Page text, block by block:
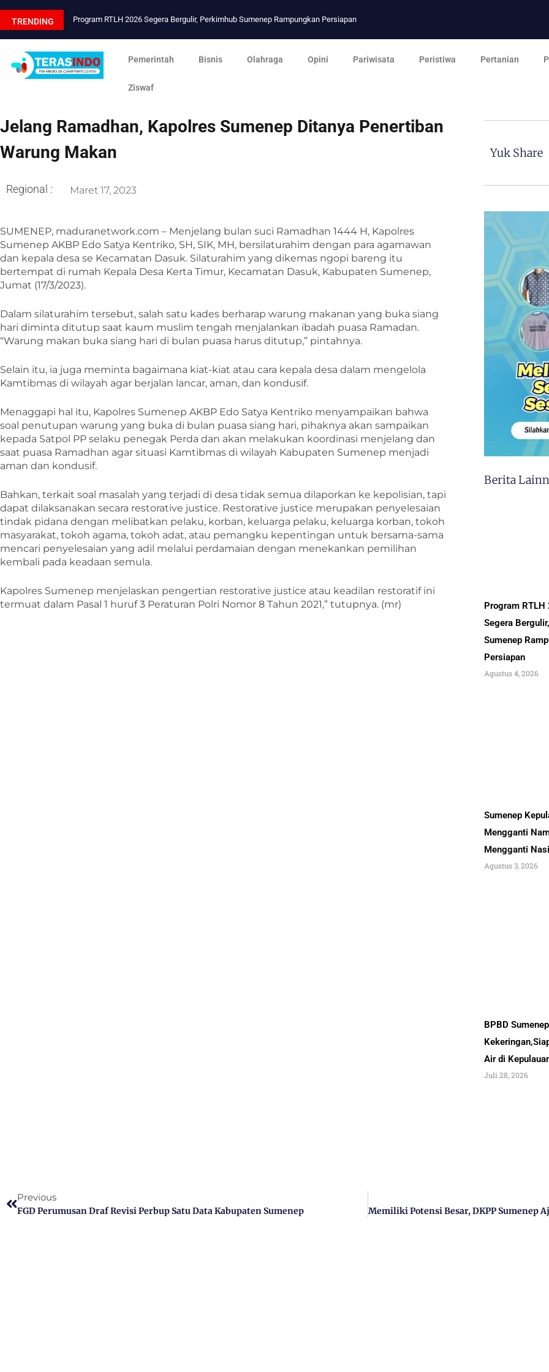
TRENDING Program RTLH 2026 Segera Bergulir, Perkimhub Sumenep Rampungkan Persiapan
Pemerintah Bisnis Olahraga Opini Pariwisata Peristiwa Pertanian
Ziswaf
Jelang Ramadhan, Kapolres Sumenep Ditanya Penertiban
Warung Makan
Regional : Maret 17, 2023
SUMENEP, maduranetwork.com – Menjelang bulan suci Ramadhan 1444 H, Kapolres
Sumenep AKBP Edo Satya Kentriko, SH, SIK, MH, bersilaturahim dengan para agamawan
dan kepala desa se Kecamatan Dasuk. Silaturahim yang dikemas ngopi bareng itu
bertempat di rumah Kepala Desa Kerta Timur, Kecamatan Dasuk, Kabupaten Sumenep,
Jumat (17/3/2023).
Dalam silaturahim tersebut, salah satu kades berharap warung makanan yang buka siang
hari diminta ditutup saat kaum muslim tengah menjalankan ibadah puasa Ramadan.
“Warung makan buka siang hari di bulan puasa harus ditutup,” pintahnya.
Selain itu, ia juga meminta bagaimana kiat-kiat atau cara kepala desa dalam mengelola
Kamtibmas di wilayah agar berjalan lancar, aman, dan kondusif.
Menaggapi hal itu, Kapolres Sumenep AKBP Edo Satya Kentriko menyampaikan bahwa
soal penutupan warung yang buka di bulan puasa siang hari, pihaknya akan sampaikan
kepada Satpol PP selaku penegak Perda dan akan melakukan koordinasi menjelang dan
saat puasa Ramadhan agar situasi Kamtibmas di wilayah Kabupaten Sumenep menjadi
aman dan kondusif.
Bahkan, terkait soal masalah yang terjadi di desa tidak semua dilaporkan ke kepolisian, tapi
dapat dilaksanakan secara restorative justice. Restorative justice merupakan penyelesaian
tindak pidana dengan melibatkan pelaku, korban, keluarga pelaku, keluarga korban, tokoh
masyarakat, tokoh agama, tokoh adat, atau pemangku kepentingan untuk bersama-sama
mencari penyelesaian yang adil melalui perdamaian dengan menekankan pemilihan
kembali pada keadaan semula.
Kapolres Sumenep menjelaskan pengertian restorative justice atau keadilan restoratif ini
termuat dalam Pasal 1 huruf 3 Peraturan Polri Nomor 8 Tahun 2021,” tutupnya. (mr)
Yuk Share
Berita
Program RTLH
Segera
Sumenep
Persiapan
Agustus 4, 2026
Sumenep
Mengganti
Mengganti
Agustus 3, 2026
BPBD
Air di
Juli 28, 2026
Previous
FGD Perumusan Draf Revisi Perbup Satu Data Kabupaten Sumenep